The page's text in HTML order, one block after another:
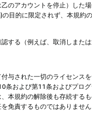
のアカウントを停止）した
目的に限定されず、本規
する（例えば、取消しまた
与された一切のライセンス
条および第11条およびプロ
本規約の解除後も存続する
免責するものではありませ